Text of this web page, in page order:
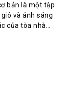
bản là một tập
và ánh sáng
của tòa nhà…